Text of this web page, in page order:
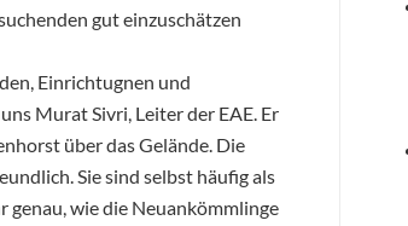
gut einzuschätzen
Einrichtugnen und
Murat Sivri, Leiter der EAE. Er
über das Gelände. Die
Sie sind selbst häufig als
genau, wie die Neuankömmlinge